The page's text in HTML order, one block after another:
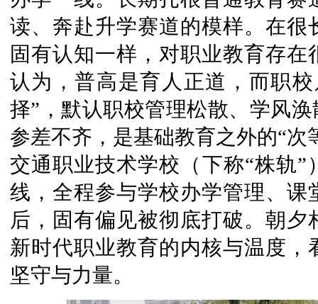
读、奔赴升学赛道的模样。在
固有认知一样，对职业教育存
认为，普高是育人正道，而职
择”，默认职校管理松散、学风
参差不齐，是基础教育之外的“
交通职业技术学校（下称“株轨
线，全程参与学校办学管理、
后，固有偏见被彻底打破。朝
新时代职业教育的内核与温度
坚守与力量。